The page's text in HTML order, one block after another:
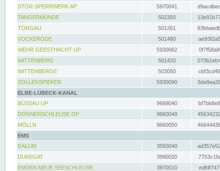
STÖR-SPERRWERK AP 5970041
TANGERMÜNDE
502350
TORGAU
501261
VOCKERODE
501480
WEHR GEESTHACHT UP
5930062
WITTENBERG
501420
WITTENBERGE
503050
ZOLLENSPIEKER
5930090
ELBE-LÜBECK-KANAL
BÜSSAU UP
9669040
DONNERSCHLEUSE OP
9660049
MÖLLN
9660050
EMS
DALUM
3550040
DUKEGAT
3990020
EMDEN NEUE SEESCHLEUSE
3970010